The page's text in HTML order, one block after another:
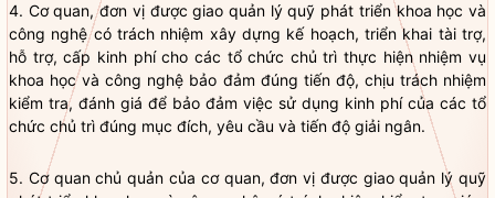
4. Cơ quan, đơn vị được giao quản lý quỹ phát triển khoa học và
công nghệ có trách nhiệm xây dựng kế hoạch, triển khai tài trợ,
hỗ trợ, cấp kinh phí cho các tổ chức chủ trì thực hiện nhiệm vụ
khoa học và công nghệ bảo đảm đúng tiến độ, chịu trách nhiệm
kiểm tra, đánh giá để bảo đảm việc sử dụng kinh phí của các tổ
chức chủ trì đúng mục đích, yêu cầu và tiến độ giải ngân.
5. Cơ quan chủ quản của cơ quan, đơn vị được giao quản lý quỹ